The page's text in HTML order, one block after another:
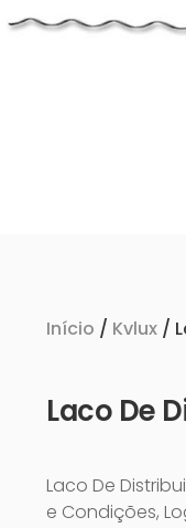
Início / Kvlux /
Laco De
Laco De
e Condições,